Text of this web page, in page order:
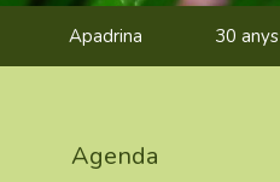
Apadrina 30 anys
Agenda